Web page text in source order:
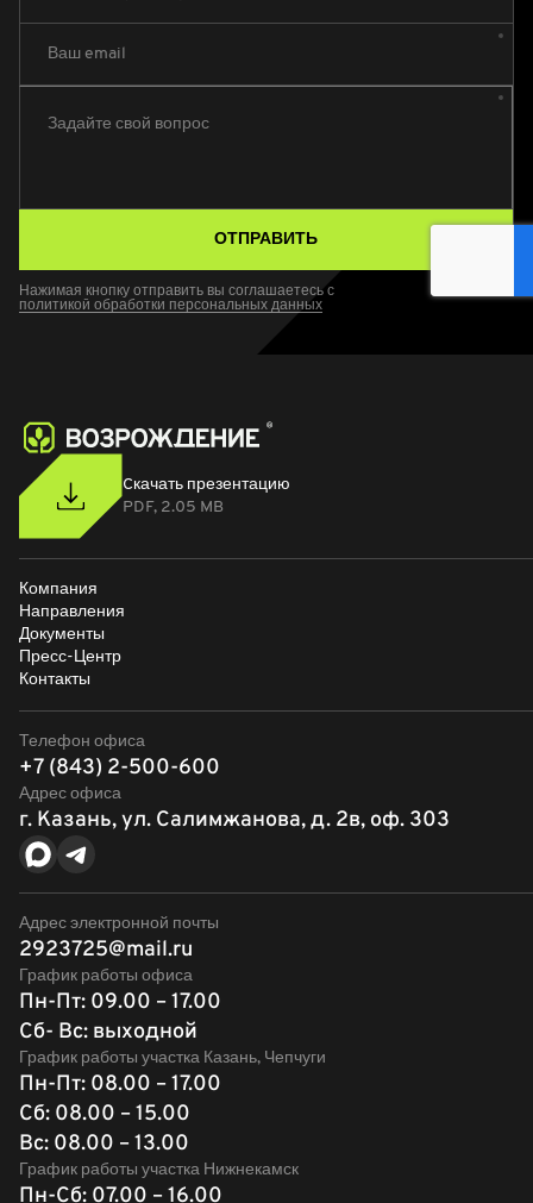
Ваш email
Задайте свой вопрос
ОТПРАВИТЬ
Нажимая кнопку отправить вы соглашаетесь с
политикой обработки персональных данных
Cкачать презентацию
PDF, 2.05 MB
Компания
Направления
Документы
Пресс-Центр
Контакты
Телефон офиса
+7 (843) 2-500-600
Адрес офиса
г. Казань, ул. Салимжанова, д. 2в, оф. 303
Адрес электронной почты
2923725@mail.ru
График работы офиса
Пн-Пт: 09.00 – 17.00
Сб- Вс: выходной
График работы участка Казань, Чепчуги
Пн-Пт: 08.00 – 17.00
Сб: 08.00 – 15.00
Вс: 08.00 – 13.00
График работы участка Нижнекамск
Пн-Сб: 07.00 – 16.00